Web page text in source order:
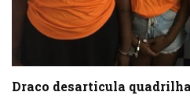
Draco desarticula